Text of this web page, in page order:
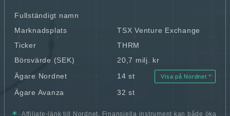
Fullständigt namn
Marknadsplats
TSX Venture Exchange
Ticker
THRM
Börsvärde (SEK)
20,7 milj. kr
Ägare Nordnet
14 st Visa på Nordnet
Ägare Avanza 32 st
Affiliate-länk till Nordnet. Finansiella instrument kan både öka